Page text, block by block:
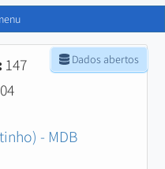
Dados abertos
147
- MDB